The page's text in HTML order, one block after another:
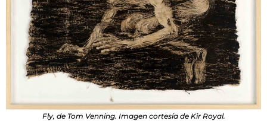
Fly, de Tom Venning. Imagen cortesía de Kir Royal.